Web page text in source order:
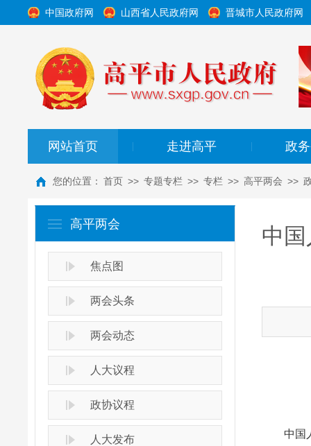
中国政府网 山西省人民政府网 晋城市人民政府网
网站首页 走进高平 政
您的位置： 首页 >> 专题专栏 >> 专栏 >> 高平两会 >>
高平两会
焦点图
两会头条
两会动态
人大议程
政协议程
人大发布
中
中国人